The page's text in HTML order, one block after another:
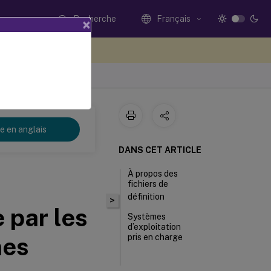
Recherche Français
en anglais
par les
>
DANS CET ARTICLE
À propos des
fichiers de
définition
Systèmes
d’exploitation
pris en charge
×